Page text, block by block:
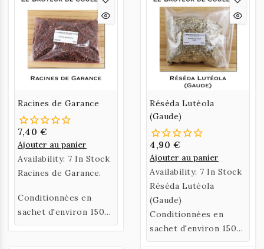
Racines de Garance
7,40 €
Ajouter au panier
Availability: 7 In Stock
Racines de Garance.
Conditionnées en
sachet d'environ 150
gr.
Réséda Lutéola
(Gaude)
4,90 €
Ajouter au panier
Availability: 7 In Stock
Réséda Lutéola
(Gaude)
Conditionnées en
sachet d'environ 150
gr.